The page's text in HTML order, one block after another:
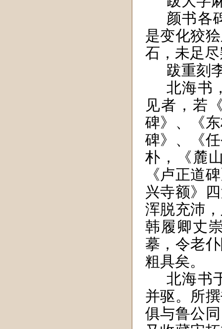
颜书各
是变化狡
石，未足
跋重刻
北海书
见者，若
碑》、《
碑》、《
朴，《麓
《卢正道
兴寺额》
浑脱充沛
韩履卿丈
摹，令老
粗具矣。
北海书
并驱。所
俱与鲁公